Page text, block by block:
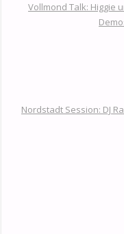
Vollmond Talk: Higgie
Nordstadt Session: DJ